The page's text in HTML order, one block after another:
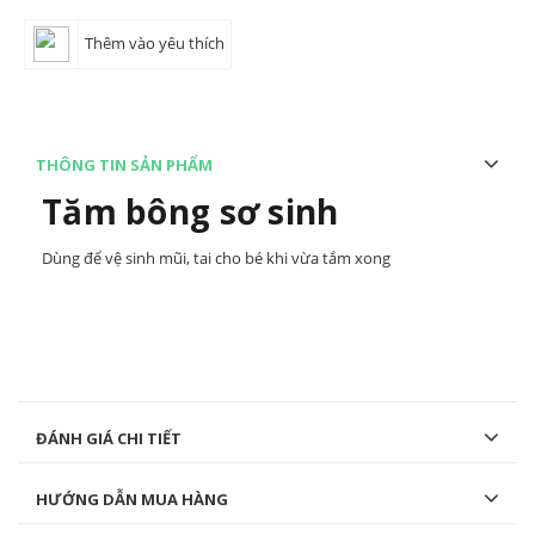
Thêm vào yêu thích
THÔNG TIN SẢN PHẨM
Tăm bông sơ sinh
Dùng để vệ sinh mũi, tai cho bé khi vừa tắm xong
ĐÁNH GIÁ CHI TIẾT
HƯỚNG DẪN MUA HÀNG